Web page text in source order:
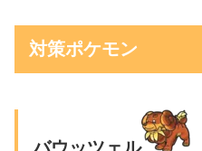
対策ポケモン